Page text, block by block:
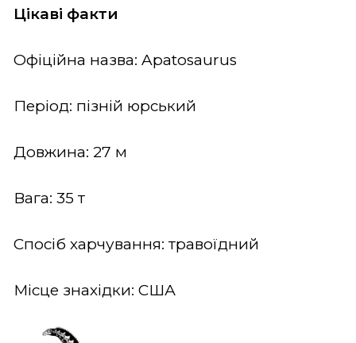
Цікаві факти
Офіційна назва: Apatosaurus
Період: пізній юрський
Довжина: 27 м
Вага: 35 т
Спосіб харчування: травоїдний
Місце знахідки: США